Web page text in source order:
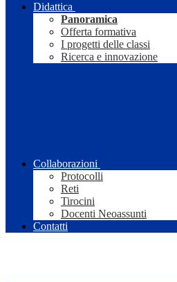
Didattica
Panoramica
Offerta formativa
I progetti delle classi
Ricerca e innovazione
Collaborazioni
Protocolli
Reti
Tirocini
Docenti Neoassunti
Contatti